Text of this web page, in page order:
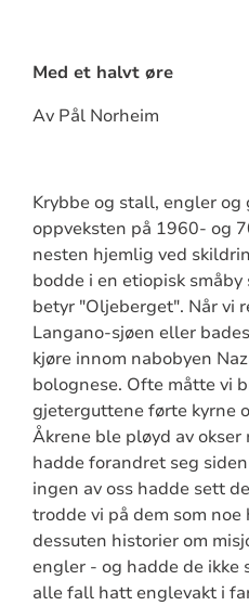
Med et halvt øre
Av Pål Norheim
Krybbe og stall, engler og
oppveksten på 1960- og
nesten hjemlig ved
bodde i en etiopisk
betyr "Oljeberget". Når vi
Langano-sjøen eller
kjøre innom nabobyen
bolognese. Ofte måtte vi
gjeterguttene førte kyrne
Åkrene ble pløyd av
hadde forandret seg
ingen av oss hadde sett
trodde vi på dem som
dessuten historier om
engler - og hadde de ikke
alle fall hatt englevakt i